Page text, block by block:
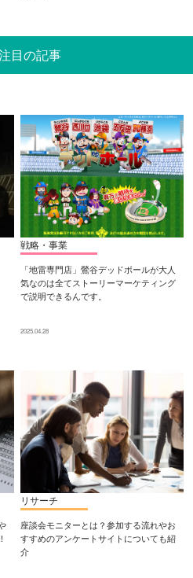
目の記事
戦略・事業
「地雷専門店」鶯谷デッドボールが大人
気なのは全てストーリーマーケティング
で説明できるんです。
2025.04.28
リサーチ
座談会モニターとは？参加する流れやお
すすめのアンケートサイトについても紹
介